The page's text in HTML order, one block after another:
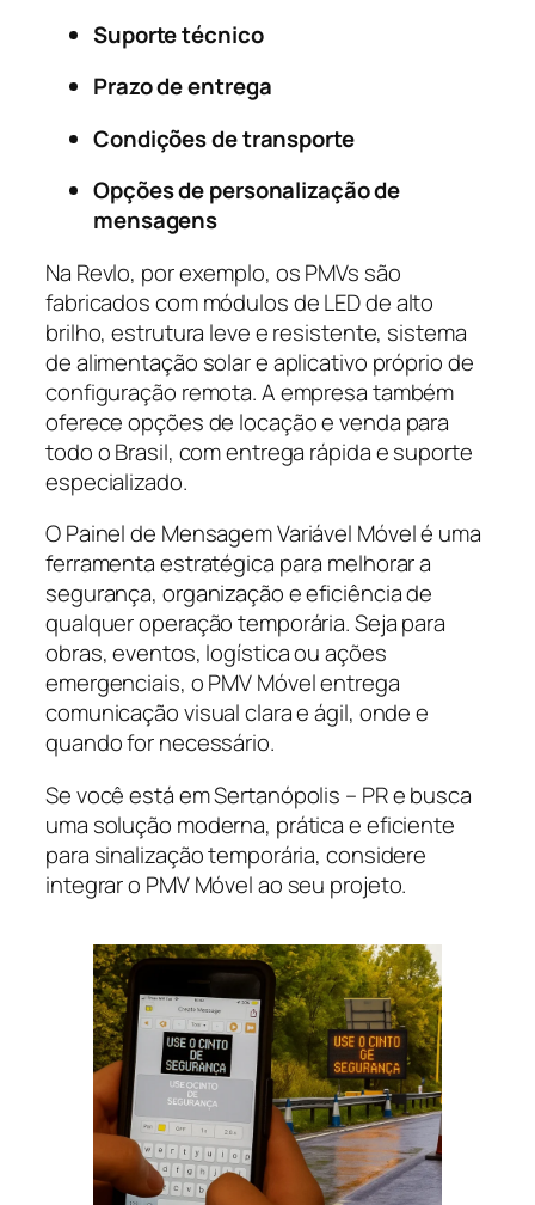
Suporte técnico
Prazo de entrega
Condições de transporte
Opções de personalização de
mensagens
Na Revlo, por exemplo, os PMVs são
fabricados com módulos de LED de alto
brilho, estrutura leve e resistente, sistema
de alimentação solar e aplicativo próprio de
configuração remota. A empresa também
oferece opções de locação e venda para
todo o Brasil, com entrega rápida e suporte
especializado.
O Painel de Mensagem Variável Móvel é uma
ferramenta estratégica para melhorar a
segurança, organização e eficiência de
qualquer operação temporária. Seja para
obras, eventos, logística ou ações
emergenciais, o PMV Móvel entrega
comunicação visual clara e ágil, onde e
quando for necessário.
Se você está em Sertanópolis – PR e busca
uma solução moderna, prática e eficiente
para sinalização temporária, considere
integrar o PMV Móvel ao seu projeto.